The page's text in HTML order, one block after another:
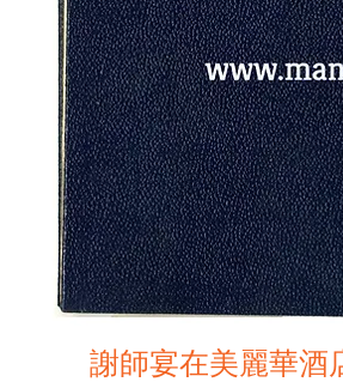
謝師宴在美麗華酒